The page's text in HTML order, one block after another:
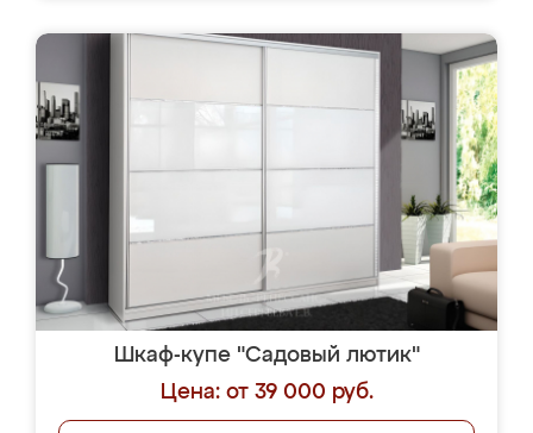
Шкаф-купе "Садовый лютик"
Цена: от 39 000 руб.